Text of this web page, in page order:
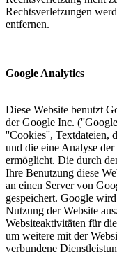
Rechtsverletzungen
entfernen.
Google Analytics
Diese Website benutzt
der Google Inc.
''Cookies'', Textdateien,
und die eine Analyse
ermöglicht. Die durch
Ihre Benutzung diese
an einen Server von
gespeichert. Google
Nutzung der Website
Websiteaktivitäten für
um weitere mit der
verbundene